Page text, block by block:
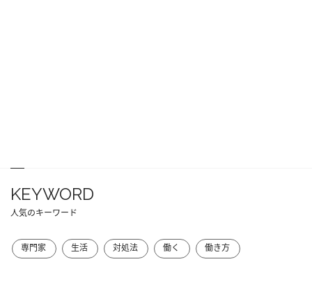
KEYWORD
人気のキーワード
専門家 生活 対処法 働く 働き方